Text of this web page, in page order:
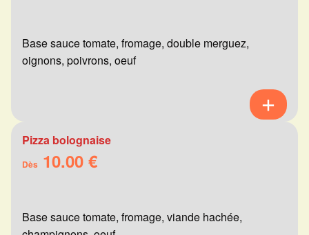
Base sauce tomate, fromage, double merguez,
oignons, poivrons, oeuf
Pizza bolognaise
Dès 10.00 €
Base sauce tomate, fromage, viande hachée,